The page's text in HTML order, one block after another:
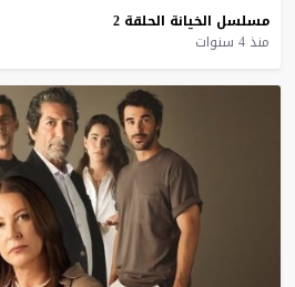
مسلسل الخيانة الحلقة 2
منذ 4 سنوات